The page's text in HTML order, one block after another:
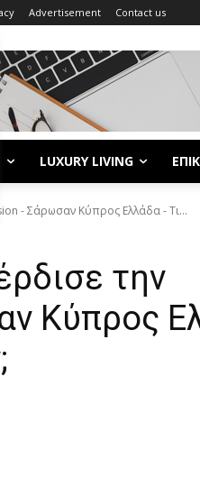
Advertisement Contact us
LUXURY LIVING
- Σάρωσαν Κύπρος Ελλάδα - Τι...
την
Κύπρος